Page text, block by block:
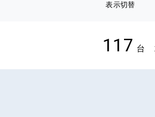
表示切替
117 台